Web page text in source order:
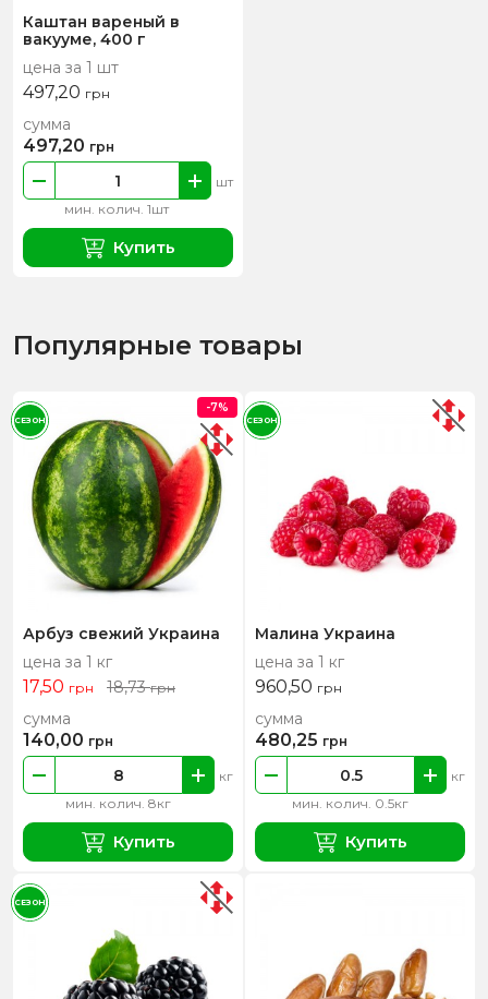
Каштан вареный в
вакууме, 400 г
цена за 1 шт
497,20 грн
мин. колич. 1шт
шт
сумма
497,20 грн
Купить
Популярные товары
Арбуз свежий Украина
цена за 1 кг
17,50 грн 18,73грн
мин. колич. 8кг
кг
сумма
140,00 грн
Купить
-7%
СЕЗОН
Малина Украина
цена за 1 кг
960,50 грн
мин. колич. 0.5кг
кг
сумма
480,25 грн
Купить
СЕЗОН
СЕЗОН